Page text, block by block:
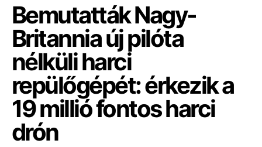
Bemutatták Nagy-
Britannia új pilóta
nélküli harci
repülőgépét: érkezik a
19 millió fontos harci
drón